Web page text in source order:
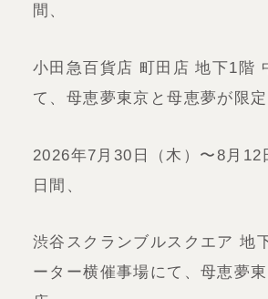
間、
小田急百貨店 町田店 地下1階
て、母恵夢東京と母恵夢が限定
2026年7月30日（木）〜8月12
日間、
渋谷スクランブルスクエア 地
ーター横催事場にて、母恵夢